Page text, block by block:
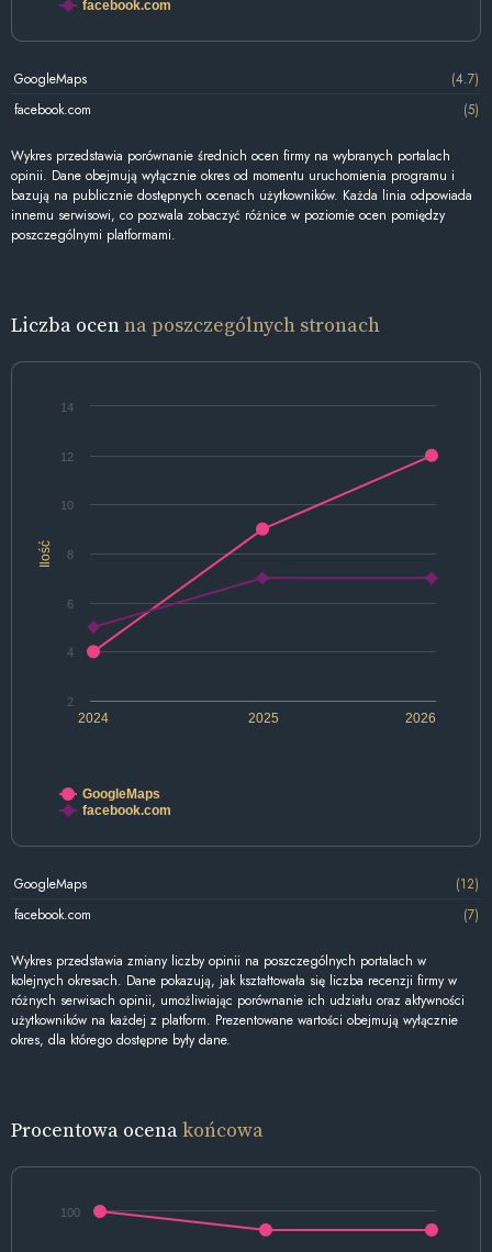
facebook.com
GoogleMaps
(4.7)
facebook.com
(5)
Wykres przedstawia porównanie średnich ocen firmy na wybranych portalach
opinii. Dane obejmują wyłącznie okres od momentu uruchomienia programu i
bazują na publicznie dostępnych ocenach użytkowników. Każda linia odpowiada
innemu serwisowi, co pozwala zobaczyć różnice w poziomie ocen pomiędzy
poszczególnymi platformami.
Liczba ocenna poszczególnych stronach
Ilość
2024 2025 2026
2
4
6
8
10
12
14
GoogleMaps
facebook.com
GoogleMaps
(12)
facebook.com
(7)
Wykres przedstawia zmiany liczby opinii na poszczególnych portalach w
kolejnych okresach. Dane pokazują, jak kształtowała się liczba recenzji firmy w
różnych serwisach opinii, umożliwiając porównanie ich udziału oraz aktywności
użytkowników na każdej z platform. Prezentowane wartości obejmują wyłącznie
okres, dla którego dostępne były dane.
Procentowa ocenakońcowa
100